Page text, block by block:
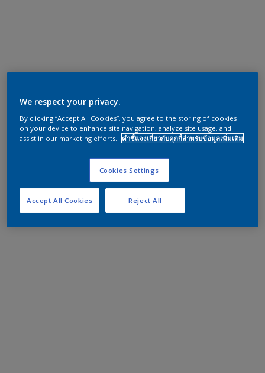
We respect your privacy.
By clicking “Accept All Cookies”, you agree to the storing of cookies
on your device to enhance site navigation, analyze site usage, and
assist in our marketing efforts.
คำชี้แจงเกี่ยวกับคุกกี้สำหรับข้อมูลเพิ่มเติม
Cookies Settings
Reject All
Accept All Cookies